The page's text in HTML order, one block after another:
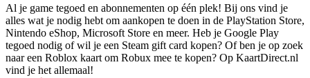
Al je game tegoed en abonnementen op één plek! Bij ons vind je
alles wat je nodig hebt om aankopen te doen in de PlayStation Store,
Nintendo eShop, Microsoft Store en meer. Heb je Google Play
tegoed nodig of wil je een Steam gift card kopen? Of ben je op zoek
naar een Roblox kaart om Robux mee te kopen? Op KaartDirect.nl
vind je het allemaal!